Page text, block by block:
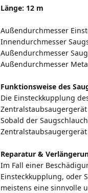
Länge: 12 m
Außendurchmesser
Innendurchmesser
Außendurchmesser
Außendurchmesser
Funktionsweise des
Die Einsteckkupplung
Sobald der
Reparatur &
Im Fall einer
Einsteckkupplung, oder
meistens eine sinnvolle